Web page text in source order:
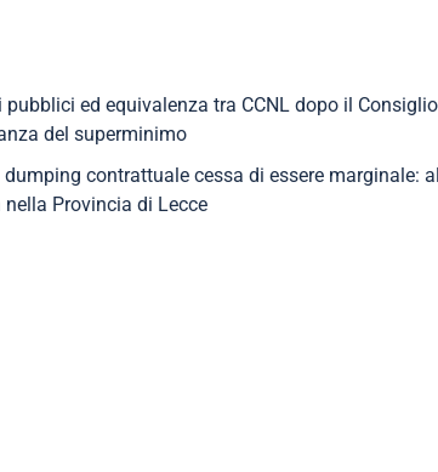
pubblici ed equivalenza tra CCNL dopo il
del superminimo
dumping contrattuale cessa di essere marginale:
nella Provincia di Lecce